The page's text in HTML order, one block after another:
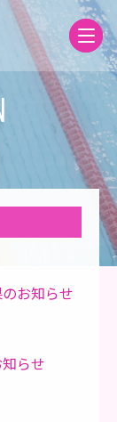
お知らせ
らせ